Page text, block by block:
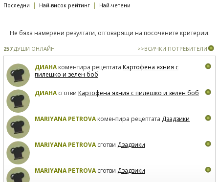
Последни | Най-висок рейтинг | Най-четени
Не бяха намерени резултати, отговарящи на посочените критерии.
257ДУШИ ОНЛАЙН >>ВСИЧКИ ПОТРЕБИТЕЛИ
ДИАНАкоментира рецептата Картофена яхния с
пилешко и зелен боб
ДИАНАсготви Картофена яхния с пилешко и зелен боб
MARIYANA PETROVAкоментира рецептата Дзадзики
MARIYANA PETROVAсготви Дзадзики
MARIYANA PETROVAсготви Дзадзики